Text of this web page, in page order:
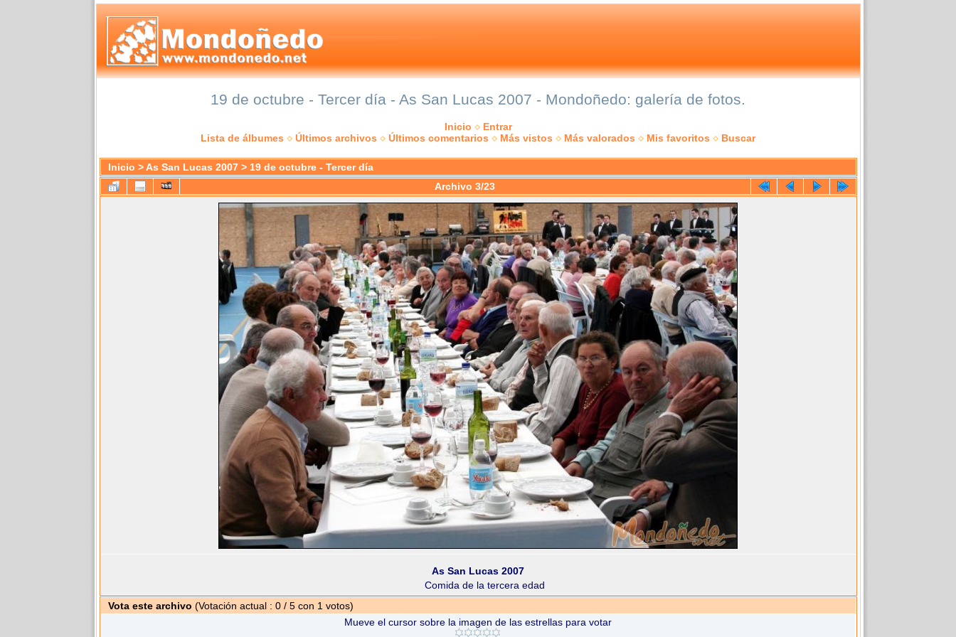
19 de octubre - Tercer día - As San Lucas 2007 - Mondoñedo: galería de fotos.
Inicio
Entrar
Lista de álbumes
Últimos archivos Últimos comentarios Más vistos Más valorados Mis favoritos Buscar
Inicio >As San Lucas 2007> 19 de octubre - Tercer día
Archivo 3/23
As San Lucas 2007
Comida de la tercera edad
Vota este archivo (Votación actual : 0 / 5 con 1 votos)
Mueve el cursor sobre la imagen de las estrellas para votar